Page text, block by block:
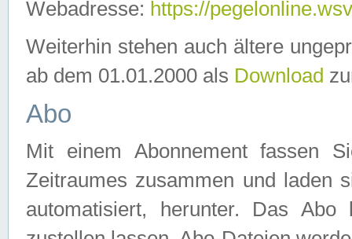
Webadresse: https://
Weiterhin stehen auch ältere
ab dem 01.01.2000 als Download
Abo
Mit einem Abonnement fassen
Zeitraumes zusammen und laden
automatisiert, herunter. Das